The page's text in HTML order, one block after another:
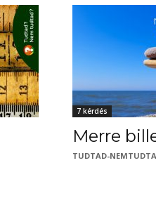
7 kérdés
Merre
TUDTAD-